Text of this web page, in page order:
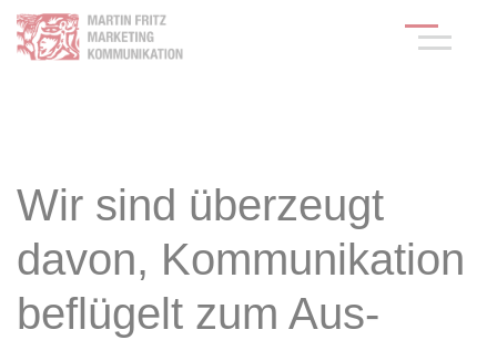
Wir sind überzeugt
davon, Kom­mu­ni­ka­tion
beflügelt zum Aus­